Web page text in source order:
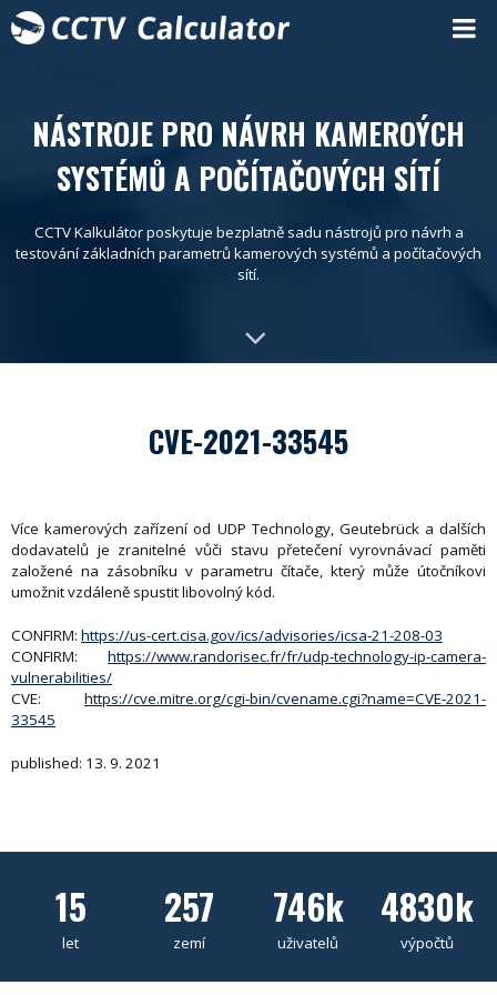
NÁSTROJE PRO NÁVRH KAMEROÝCH
SYSTÉMŮ A POČÍTAČOVÝCH SÍTÍ
CCTV Kalkulátor poskytuje bezplatně sadu nástrojů pro návrh a
testování základních parametrů kamerových systémů a počítačových
sítí.
CVE-2021-33545
Více kamerových zařízení od UDP Technology, Geutebrück a dalších
dodavatelů je zranitelné vůči stavu přetečení vyrovnávací paměti
založené na zásobníku v parametru čítače, který může útočníkovi
umožnit vzdáleně spustit libovolný kód.
CONFIRM: https://us-cert.cisa.gov/ics/advisories/icsa-21-208-03
CONFIRM: https://www.randorisec.fr/fr/udp-technology-ip-camera-
vulnerabilities/
CVE: https://cve.mitre.org/cgi-bin/cvename.cgi?name=CVE-2021-
33545
published: 13. 9. 2021
15
let
257
zemí
746k
uživatelů
4830k
výpočtů